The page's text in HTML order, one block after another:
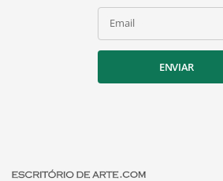
Email
ENVIAR